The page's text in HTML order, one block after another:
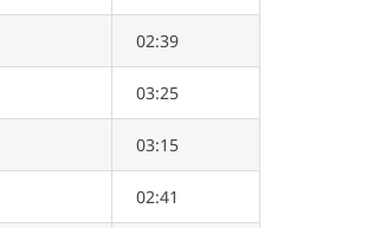
02:39
03:25
03:15
02:41